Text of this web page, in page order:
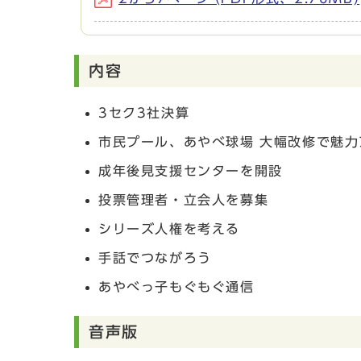
内容
3セク3社決算
市民プール、あやべ球場 大幅改修で魅
成年後見支援センターを開設
投票管理者・立会人を募集
シリーズ人権を考える
手話でつながろう
あやべっ子もぐもぐ通信
音声版